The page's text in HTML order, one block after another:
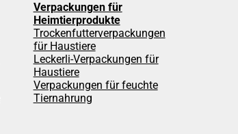
Verpackungen für
Heimtierprodukte
Trockenfutterverpackungen
für Haustiere
Leckerli-Verpackungen für
Haustiere
Verpackungen für feuchte
Tiernahrung